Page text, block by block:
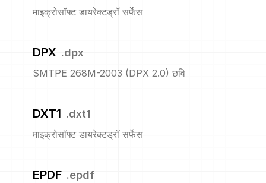
माइक्रोसॉफ्ट डायरेक्टड्रॉ सर्फेस
DPX .dpx
SMTPE 268M-2003 (DPX 2.0) छवि
DXT1 .dxt1
माइक्रोसॉफ्ट डायरेक्टड्रॉ सर्फेस
EPDF .epdf